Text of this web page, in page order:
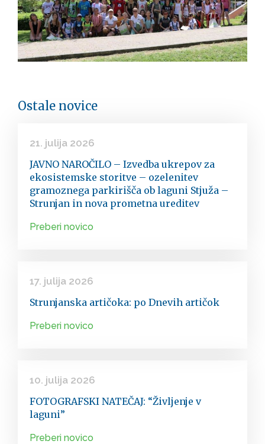
Ostale novice
21. julija 2026
JAVNO NAROČILO – Izvedba ukrepov za
ekosistemske storitve – ozelenitev
gramoznega parkirišča ob laguni Stjuža –
Strunjan in nova prometna ureditev
Preberi novico
17. julija 2026
Strunjanska artičoka: po Dnevih artičok
Preberi novico
10. julija 2026
FOTOGRAFSKI NATEČAJ: “Življenje v
laguni”
Preberi novico